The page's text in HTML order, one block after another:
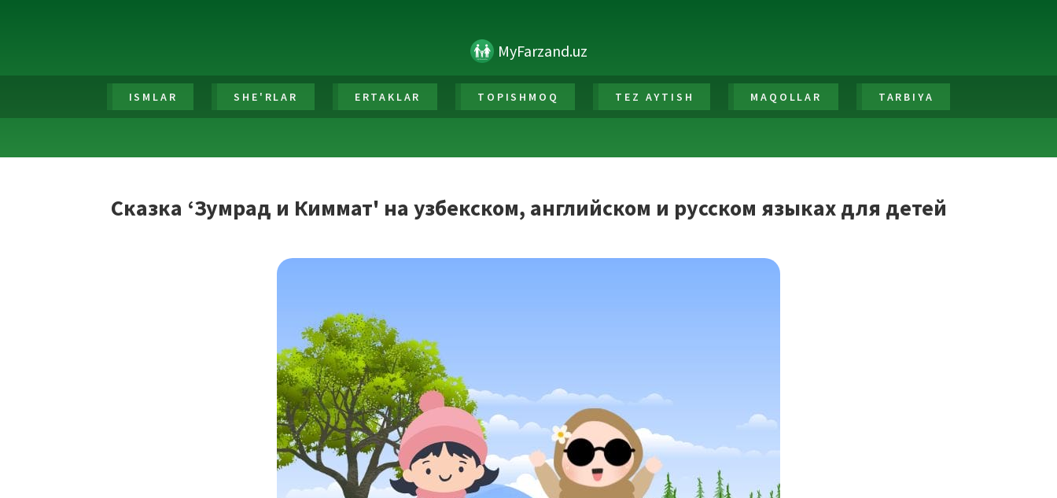
MyFarzand.uz
ISMLAR SHE'RLAR ERTAKLAR TOPISHMOQ TEZ AYTISH MAQOLLAR TARBIYA
Сказка ‘Зумрад и Киммат' на узбекском, английском и русском языках для детей